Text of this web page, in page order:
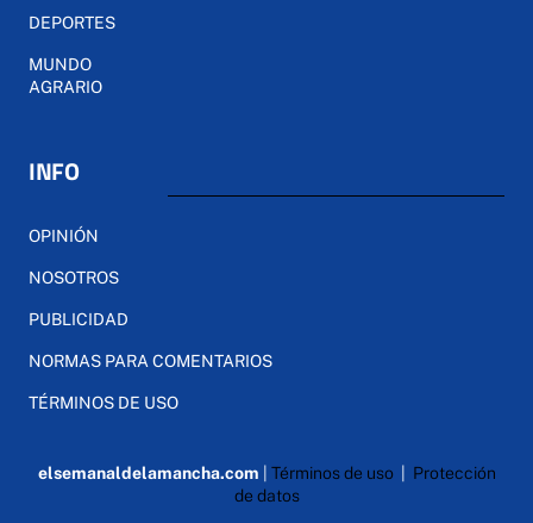
DEPORTES
MUNDO
AGRARIO
INFO
OPINIÓN
NOSOTROS
PUBLICIDAD
NORMAS PARA COMENTARIOS
TÉRMINOS DE USO
elsemanaldelamancha.com Términos de uso| Protección
de datos